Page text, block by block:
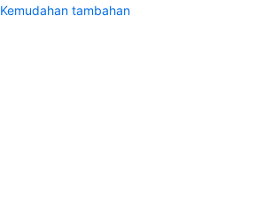
Kemudahan tambahan